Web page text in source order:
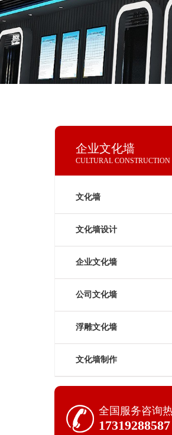
企业文化墙
CULTURAL CONSTRUCTION
文化墙
文化墙设计
企业文化墙
公司文化墙
浮雕文化墙
文化墙制作
全国服务咨询
17319288587